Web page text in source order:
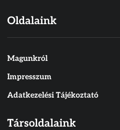
Oldalaink
Magunkról
Impresszum
Adatkezelési Tájékoztató
Társoldalaink